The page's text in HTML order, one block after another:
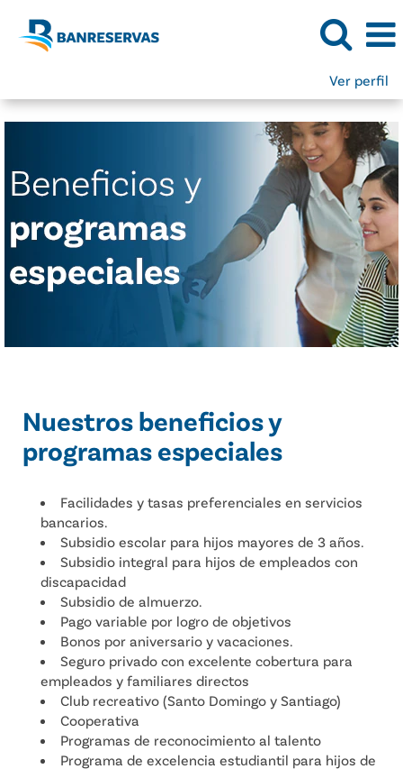
Ver perfil
Nuestros beneficios y
programas especiales
Facilidades y tasas preferenciales en servicios
bancarios.
Subsidio escolar para hijos mayores de 3 años.
Subsidio integral para hijos de empleados con
discapacidad
Subsidio de almuerzo.
Pago variable por logro de objetivos
Bonos por aniversario y vacaciones.
Seguro privado con excelente cobertura para
empleados y familiares directos
Club recreativo (Santo Domingo y Santiago)
Cooperativa
Programas de reconocimiento al talento
Programa de excelencia estudiantil para hijos de